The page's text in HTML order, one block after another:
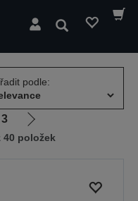
Hledat
podle:
3
Jít
na
40 položek